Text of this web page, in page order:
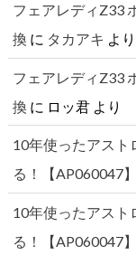
フェアレディZ33
換 に タカアキ より
フェアレディZ33
換 に ロッ君より
10年使ったアスト
る！【AP060047】
10年使ったアスト
る！【AP060047】